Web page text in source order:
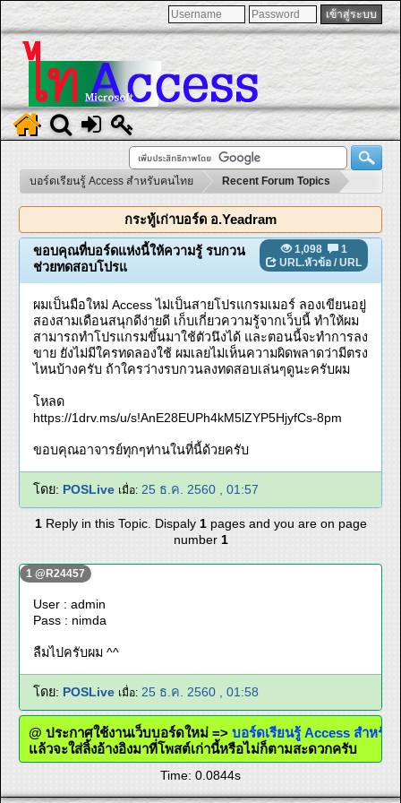
บอร์ดเรียนรู้ Access สำหรับคนไทย Recent Forum Topics
กระทู้เก่าบอร์ด อ.Yeadram
1,098
1
URL.หัวข้อ / URL
ขอบคุณที่บอร์ดแห่งนี้ให้ความรู้ รบกวน
ช่วยทดสอบโปรแ
ผมเป็นมือใหม่ Access ไม่เป็นสายโปรแกรมเมอร์ ลองเขียนอยู่
สองสามเดือนสนุกดีง่ายดี เก็บเกี่ยวความรู้จากเว็บนี้ ทำให้ผม
สามารถทำโปรแกรมขึ้นมาใช้ตัวนึงได้ และตอนนี้จะทำการลง
ขาย ยังไม่มีใครทดลองใช้ ผมเลยไม่เห็นความผิดพลาดว่ามีตรง
ไหนบ้างครับ ถ้าใครว่างรบกวนลงทดสอบเล่นๆดูนะครับผม
โหลด
https://1drv.ms/u/s!AnE28EUPh4kM5lZYP5HjyfCs-8pm
ขอบคุณอาจารย์ทุกๆท่านในที่นี้ด้วยครับ
โดย: POSLive เมื่อ: 25 ธ.ค. 2560 , 01:57
1Reply in this Topic. Dispaly 1 pages and you are on page
number 1
1 @R24457
User : admin
Pass : nimda
ลืมไปครับผม ^^
โดย: POSLive เมื่อ: 25 ธ.ค. 2560 , 01:58
@ ประกาศใช้งานเว็บบอร์ดใหม่ =>บอร์ดเรียนรู้ Access สำหรั
แล้วจะใส่ลิ้งอ้างอิงมาที่โพสต์เก่านี้หรือไม่ก็ตามสะดวกครับ
Time: 0.0844s